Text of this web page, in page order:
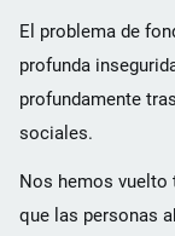
El problema de
profunda
profundamente
sociales.
Nos hemos vuelto
que las personas